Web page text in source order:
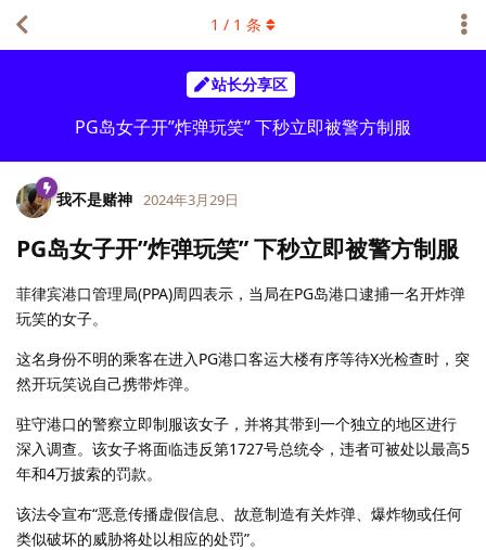
站长分享区
PG岛女子开”炸弹玩笑” 下秒立即被警方制服
1 / 1 条
我不是赌神 2024年3月29日
PG岛女子开”炸弹玩笑” 下秒立即被警方制服
菲律宾港口管理局(PPA)周四表示，当局在PG岛港口逮捕一名开炸弹
玩笑的女子。
这名身份不明的乘客在进入PG港口客运大楼有序等待X光检查时，突
然开玩笑说自己携带炸弹。
驻守港口的警察立即制服该女子，并将其带到一个独立的地区进行
深入调查。该女子将面临违反第1727号总统令，违者可被处以最高5
年和4万披索的罚款。
该法令宣布“恶意传播虚假信息、故意制造有关炸弹、爆炸物或任何
类似破坏的威胁将处以相应的处罚”。